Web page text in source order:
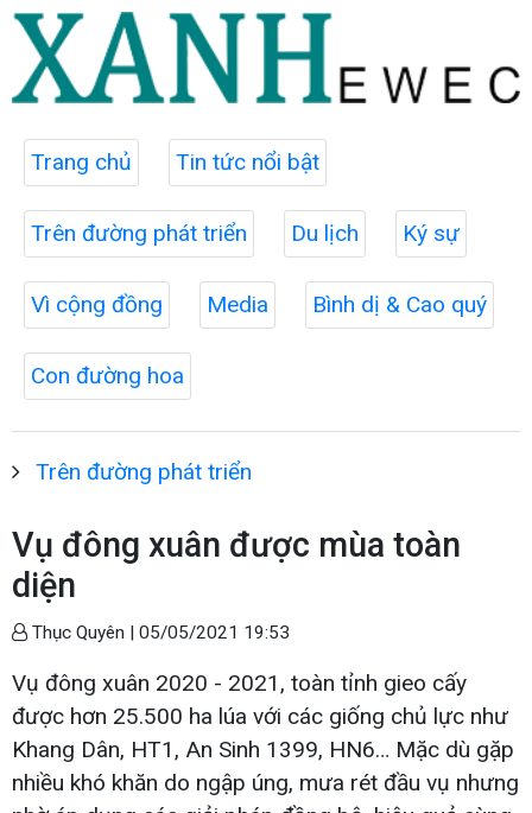
Trang chủ Tin tức nổi bật
Trên đường phát triển Du lịch Ký sự
Vì cộng đồng Media Bình dị & Cao quý
Con đường hoa
Trên đường phát triển
Vụ đông xuân được mùa toàn
diện
Thục Quyên | 05/05/2021 19:53
Vụ đông xuân 2020 - 2021, toàn tỉnh gieo cấy
được hơn 25.500 ha lúa với các giống chủ lực như
Khang Dân, HT1, An Sinh 1399, HN6… Mặc dù gặp
nhiều khó khăn do ngập úng, mưa rét đầu vụ nhưng